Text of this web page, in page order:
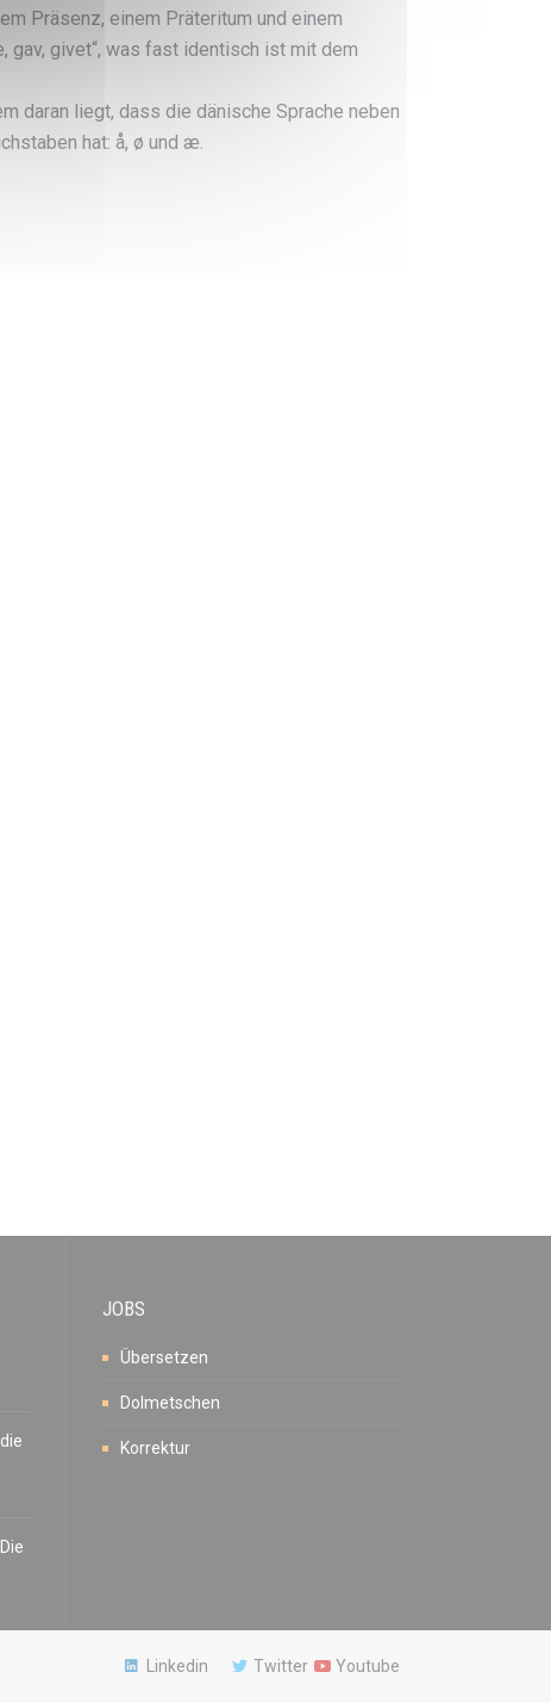
Präsenz, einem Präteritum und einem
gav, givet“, was fast identisch ist mit dem
daran liegt, dass die dänische Sprache neben
hat: å, ø und æ.
JOBS
Übersetzen
Dolmetschen
Korrektur
Linkedin Twitter Youtube